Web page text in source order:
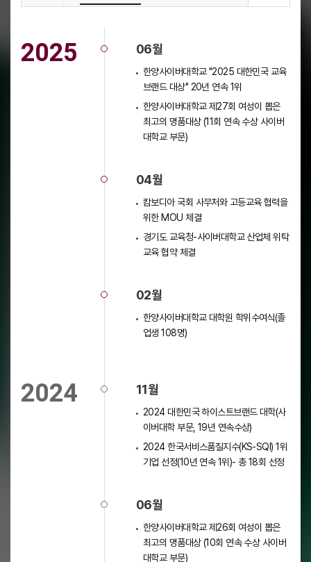
2025 06월
한양사이버대학교 "2025 대한민국 교육
브랜드 대상" 20년 연속 1위
한양사이버대학교 제27회 여성이 뽑은
최고의 명품대상 (11회 연속 수상 사이버
대학교 부문)
04월
캄보디아 국회 사무처와 고등교육 협력을
위한 MOU 체결
경기도 교육청-사이버대학교 산업체 위탁
교육 협약 체결
02월
한양사이버대학교 대학원 학위수여식(졸
업생 108명)
2024 11월
2024 대한민국 하이스트브랜드 대학(사
이버대학 부문, 19년 연속수상)
2024 한국서비스품질지수(KS-SQI) 1위
기업 선정(10년 연속 1위)- 총 18회 선정
06월
한양사이버대학교 제26회 여성이 뽑은
최고의 명품대상 (10회 연속 수상 사이버
대학교 부문)